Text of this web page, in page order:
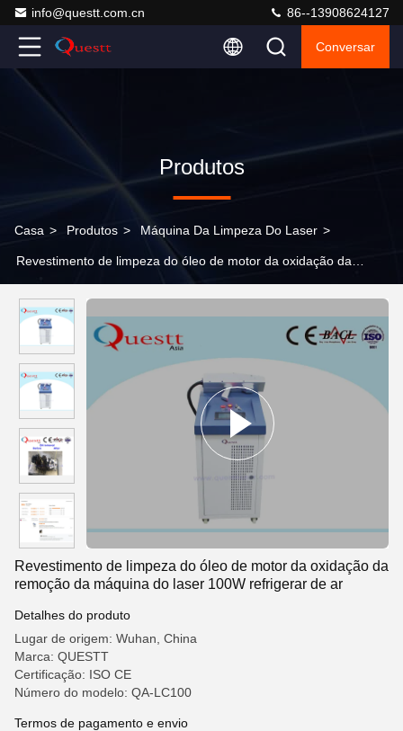
info@questt.com.cn 86--13908624127
Conversar
Produtos
Casa > Produtos > Máquina Da Limpeza Do Laser >
Revestimento de limpeza do óleo de motor da oxidação da
Revestimento de limpeza do óleo de motor da oxidação da
remoção da máquina do laser 100W refrigerar de ar
Detalhes do produto
Lugar de origem: Wuhan, China
Marca: QUESTT
Certificação: ISO CE
Número do modelo: QA-LC100
Termos de pagamento e envio